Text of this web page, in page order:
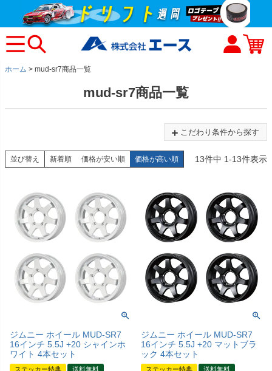
ホーム mud-sr7商品一覧
mud-sr7商品一覧
こだわり条件から探す
並び替え 新着順 価格が安い順 価格が高い順 13件中 1-13件表示
ジムニー ホイール MUD-SR7
16インチ 5.5J +20 シャインホ
ワイト 4本セット
ステッカー特典 送料無料
ジムニー ホイール MUD-SR7
16インチ 5.5J +20 マットブラ
ック 4本セット
ステッカー特典 送料無料